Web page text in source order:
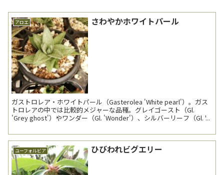
アロエ さわやかホワイトパール
ガストロレア・ホワイトパール（Gasterolea 'White pearl'）。ガス
トロレアの中では比較的メジャーな品種。グレイゴースト（Gl.
'Grey ghost'）やワンダー（Gl. 'Wonder'）、シルバーリーフ（Gl. '...
ユーフォルビア ひびわれビグエリー